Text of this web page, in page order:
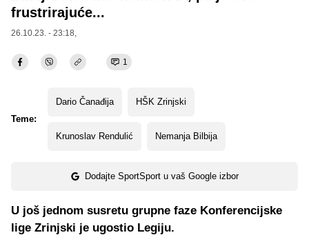
frustrirajuće...
26.10.23. - 23:18,
1
Teme:
Dario Čanađija HŠK Zrinjski
Krunoslav Rendulić Nemanja Bilbija
Dodajte SportSport u vaš Google izbor
U još jednom susretu grupne faze Konferencijske
lige Zrinjski je ugostio Legiju.